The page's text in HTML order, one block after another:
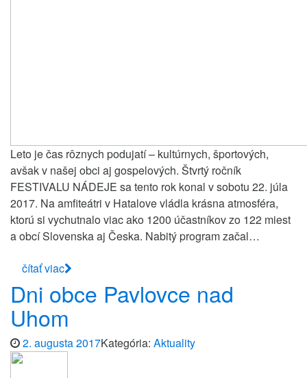
Leto je čas rôznych podujatí – kultúrnych, športových,
avšak v našej obci aj gospelových. Štvrtý ročník
FESTIVALU NÁDEJE sa tento rok konal v sobotu 22. júla
2017. Na amfiteátri v Hatalove vládla krásna atmosféra,
ktorú si vychutnalo viac ako 1200 účastníkov zo 122 miest
a obcí Slovenska aj Česka. Nabitý program začal…
čítať viac
Dni obce Pavlovce nad
Uhom
2. augusta 2017Kategória: Aktuality